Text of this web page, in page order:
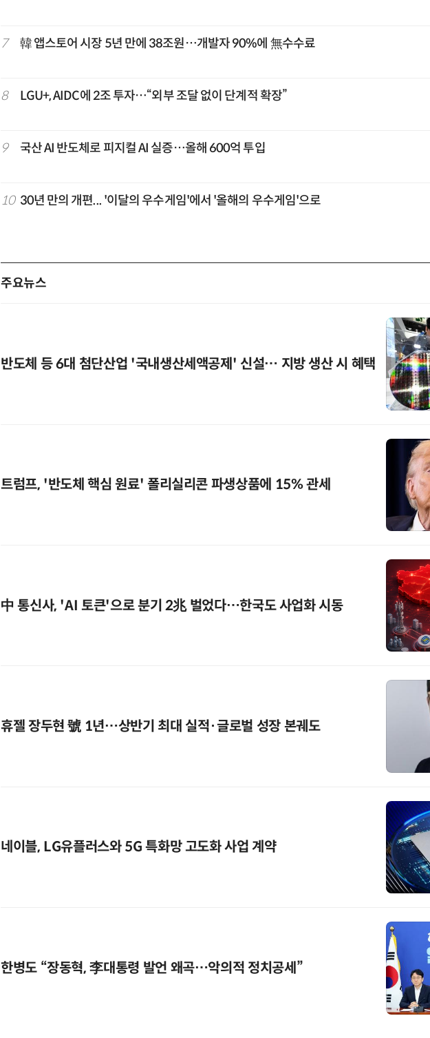
7 韓 앱스토어 시장 5년 만에 38조원…개발자 90%에 無수수료
8 LGU+, AIDC에 2조 투자…“외부 조달 없이 단계적 확장”
9 국산 AI 반도체로 피지컬 AI 실증…올해 600억 투입
10 30년 만의 개편... '이달의 우수게임'에서 '올해의 우수게임'으로
주요뉴스
반도체 등 6대 첨단산업 '국내생산세액공제' 신설… 지방 생산 시 혜택
트럼프, '반도체 핵심 원료' 폴리실리콘 파생상품에 15% 관세
中 통신사, 'AI 토큰'으로 분기 2兆 벌었다…한국도 사업화 시동
휴젤 장두현 號 1년…상반기 최대 실적·글로벌 성장 본궤도
네이블, LG유플러스와 5G 특화망 고도화 사업 계약
한병도 “장동혁, 李대통령 발언 왜곡…악의적 정치공세”